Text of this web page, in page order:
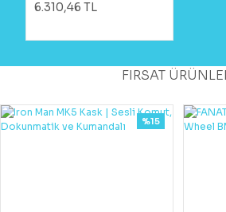
6.310,46 TL
FIRSAT
%15